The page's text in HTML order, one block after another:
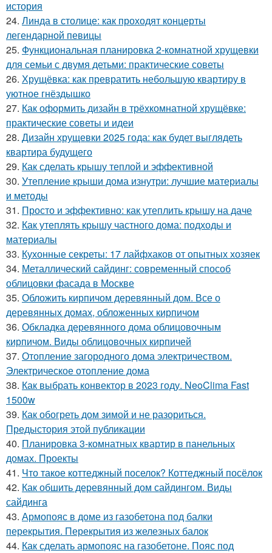
история
24. Линда в столице: как проходят концерты
легендарной певицы
25. Функциональная планировка 2-комнатной хрущевки
для семьи с двумя детьми: практические советы
26. Хрущёвка: как превратить небольшую квартиру в
уютное гнёздышко
27. Как оформить дизайн в трёхкомнатной хрущёвке:
практические советы и идеи
28. Дизайн хрущевки 2025 года: как будет выглядеть
квартира будущего
29. Как сделать крышу теплой и эффективной
30. Утепление крыши дома изнутри: лучшие материалы
и методы
31. Просто и эффективно: как утеплить крышу на даче
32. Как утеплять крышу частного дома: подходы и
материалы
33. Кухонные секреты: 17 лайфхаков от опытных хозяек
34. Металлический сайдинг: современный способ
облицовки фасада в Москве
35. Обложить кирпичом деревянный дом. Все о
деревянных домах, обложенных кирпичом
36. Обкладка деревянного дома облицовочным
кирпичом. Виды облицовочных кирпичей
37. Отопление загородного дома электричеством.
Электрическое отопление дома
38. Как выбрать конвектор в 2023 году. NeoClima Fast
1500w
39. Как обогреть дом зимой и не разориться.
Предыстория этой публикации
40. Планировка 3-комнатных квартир в панельных
домах. Проекты
41. Что такое коттеджный поселок? Коттеджный посёлок
42. Как обшить деревянный дом сайдингом. Виды
сайдинга
43. Армопояс в доме из газобетона под балки
перекрытия. Перекрытия из железных балок
44. Как сделать армопояс на газобетоне. Пояс под